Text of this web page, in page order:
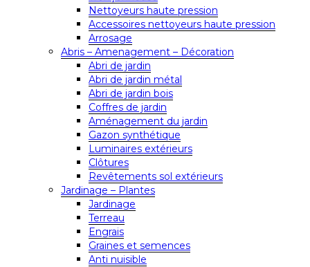
Nettoyeurs haute pression
Accessoires nettoyeurs haute pression
Arrosage
Abris – Amenagement – Décoration
Abri de jardin
Abri de jardin métal
Abri de jardin bois
Coffres de jardin
Aménagement du jardin
Gazon synthétique
Luminaires extérieurs
Clôtures
Revêtements sol extérieurs
Jardinage – Plantes
Jardinage
Terreau
Engrais
Graines et semences
Anti nuisible